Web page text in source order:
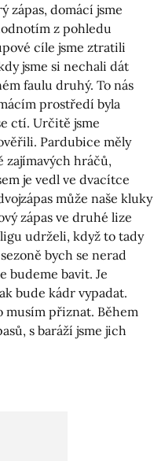
zápas, domácí jsme
z pohledu
cíle jsme ztratili
jsme si nechali dát
faulu druhý. To nás
prostředí byla
ctí. Určitě jsme
Pardubice měly
zajímavých hráčů,
je vedl ve dvacítce
může naše kluky
zápas ve druhé lize
udrželi, když to tady
bych se nerad
budeme bavit. Je
bude kádr vypadat.
musím přiznat. Během
s baráží jsme jich